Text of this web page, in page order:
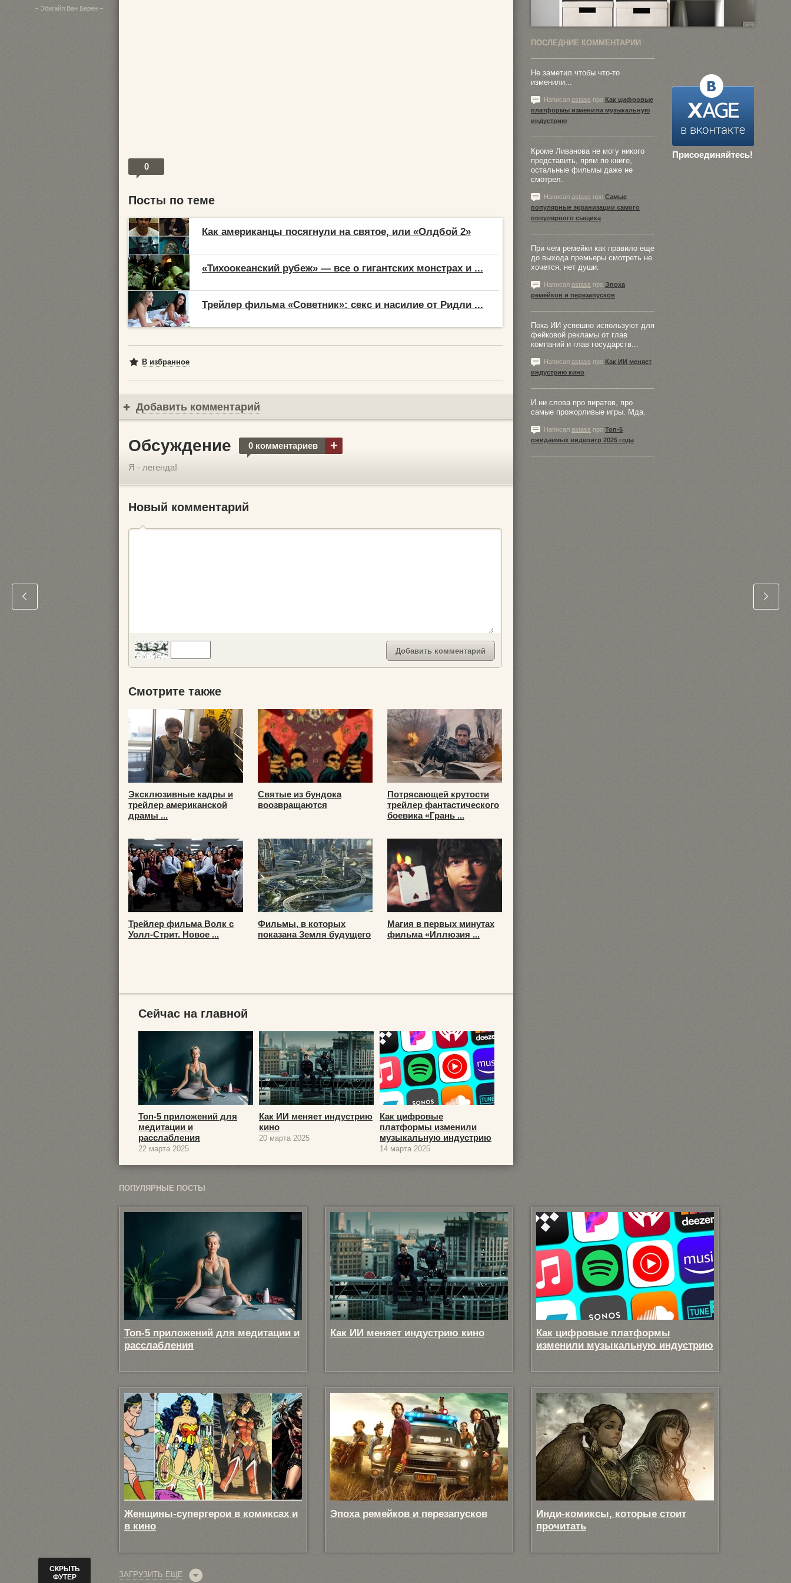
– Эбигайл Ван Берен –
0
Посты по теме
Как американцы посягнули на святое, или «Олдбой 2»
«Тихоокеанский рубеж» — все о гигантских монстрах и ...
Трейлер фильма «Советник»: секс и насилие от Ридли ...
В избранное
Добавить комментарий
Обсуждение 0 комментариев +
Я - легенда!
Новый комментарий
Смотрите также
Эксклюзивные кадры и
трейлер американской
драмы ...
Святые из бундока
воозвращаются
Потрясающей крутости
трейлер фантастического
боевика «Грань ...
Трейлер фильма Волк с
Уолл-Стрит. Новое ...
Фильмы, в которых
показана Земля будущего
Магия в первых минутах
фильма «Иллюзия ...
Сейчас на главной
Топ-5 приложений для
медитации и
расслабления
22 марта 2025
Как ИИ меняет индустрию
кино
20 марта 2025
Как цифровые
платформы изменили
музыкальную индустрию
14 марта 2025
ПОСЛЕДНИЕ КОММЕНТАРИИ
Присоединяйтесь!
Не заметил чтобы что-то
изменили...
Написал astass про Как цифровые
платформы изменили музыкальную
индустрию
Кроме Ливанова не могу никого
представить, прям по книге,
остальные фильмы даже не
смотрел.
Написал astass про Самые
популярные экранизации самого
популярного сыщика
При чем ремейки как правило еще
до выхода премьеры смотреть не
хочется, нет души.
Написал astass про Эпоха
ремейков и перезапусков
Пока ИИ успешно используют для
фейковой рекламы от глав
компаний и глав государств...
Написал astass про Как ИИ меняет
индустрию кино
И ни слова про пиратов, про
самые прожорливые игры. Мда.
Написал astass про Топ-5
ожидаемых видеоигр 2025 года
ПОПУЛЯРНЫЕ ПОСТЫ
Топ-5 приложений для медитации и
расслабления
Как ИИ меняет индустрию кино
Как цифровые платформы
изменили музыкальную индустрию
Женщины-супергерои в комиксах и
в кино
Эпоха ремейков и перезапусков
Инди-комиксы, которые стоит
прочитать
ЗАГРУЗИТЬ ЕЩЕ
СКРЫТЬ
ФУТЕР